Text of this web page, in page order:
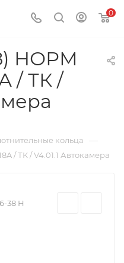
0
НОРМ
/ ТК /
кольца —
/ ТК / V4.01.1 Автокамера
38 Н